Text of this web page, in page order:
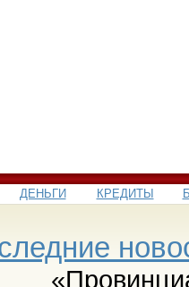
ДЕНЬГИ КРЕДИТЫ